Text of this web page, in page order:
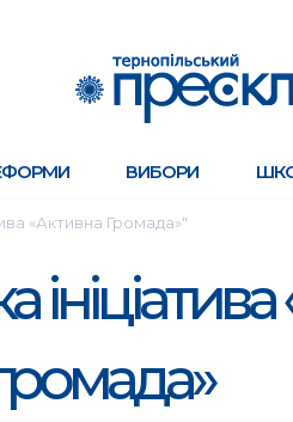
ВИБОРИ
«Активна Громада»"